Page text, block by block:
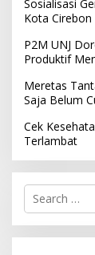
Sosialisasi
Kota Cirebon
P2M UNJ
Produktif
Meretas
Saja Belum
Cek
Terlambat
S
r